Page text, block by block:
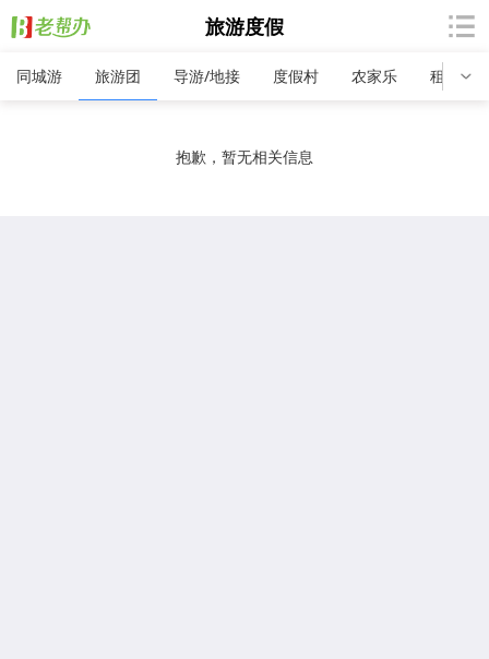
旅游度假
同城游 旅游团 导游/地接 度假村 农家乐 租车公
抱歉，暂无相关信息